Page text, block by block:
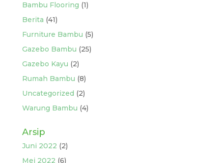
Bambu Flooring (1)
Berita (41)
Furniture Bambu (5)
Gazebo Bambu (25)
Gazebo Kayu (2)
Rumah Bambu (8)
Uncategorized (2)
Warung Bambu (4)
Arsip
Juni 2022 (2)
Mei 2022 (6)